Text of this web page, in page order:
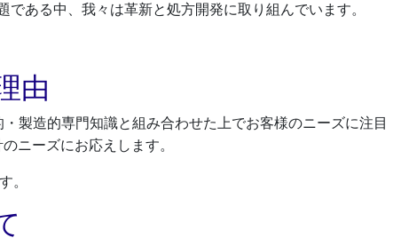
ある中、我々は革新と処方開発に取り組んでいます。
由
製造的専門知識と組み合わせた上でお客様のニーズに注目
ニーズにお応えします。
。